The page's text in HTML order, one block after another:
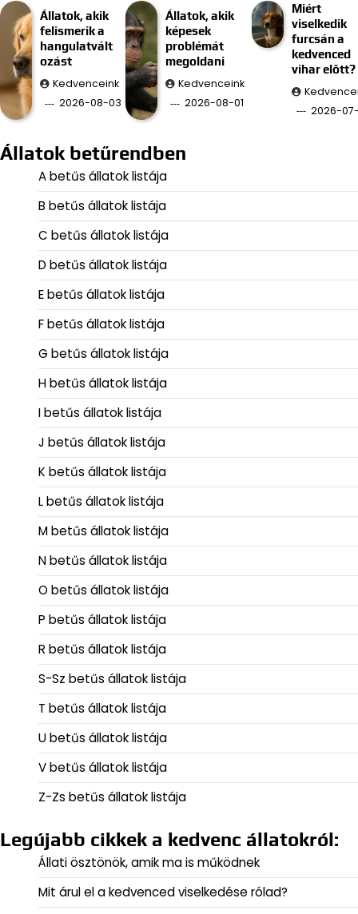
Állatok, akik
felismerik a
hangulatvált
ozást
Kedvenceink
2026-08-03
Állatok, akik
képesek
problémát
megoldani
Kedvenceink
2026-08-01
Miért
viselkedik
furcsán a
kedvenced
vihar előtt?
2026-
Állatok betűrendben
A betűs állatok listája
B betűs állatok listája
C betűs állatok listája
D betűs állatok listája
E betűs állatok listája
F betűs állatok listája
G betűs állatok listája
H betűs állatok listája
I betűs állatok listája
J betűs állatok listája
K betűs állatok listája
L betűs állatok listája
M betűs állatok listája
N betűs állatok listája
O betűs állatok listája
P betűs állatok listája
R betűs állatok listája
S-Sz betűs állatok listája
T betűs állatok listája
U betűs állatok listája
V betűs állatok listája
Z-Zs betűs állatok listája
Legújabb cikkek a kedvenc állatokról:
Állati ösztönök, amik ma is működnek
Mit árul el a kedvenced viselkedése rólad?